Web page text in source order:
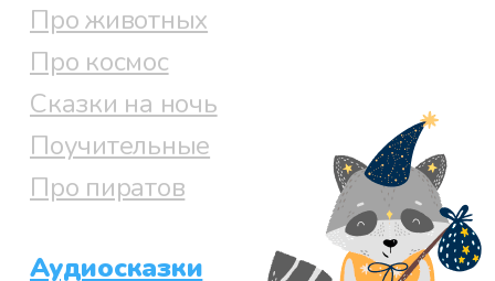
Про животных
Про космос
Сказки на ночь
Поучительные
Про пиратов
Аудиосказки